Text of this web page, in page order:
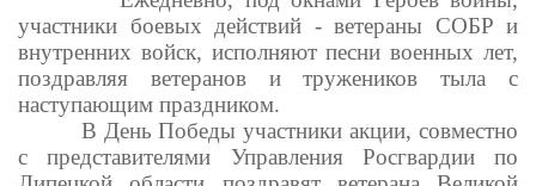
участники боевых действий - ветераны СОБР и
внутренних войск, исполняют песни военных лет,
поздравляя ветеранов и тружеников тыла с
наступающим праздником.
В День Победы участники акции, совместно
с представителями Управления Росгвардии по